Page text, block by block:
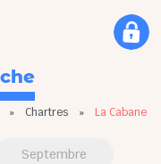
» Chartres » La Cabane
Septembre